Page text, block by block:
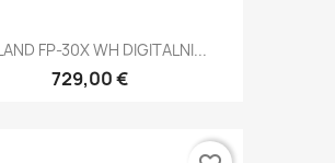
FP-30X WH DIGITALNI...
729,00 €